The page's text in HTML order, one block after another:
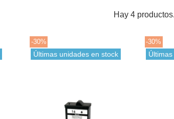
Hay 4 productos.
-30%
Últimas unidades en stock
-30%